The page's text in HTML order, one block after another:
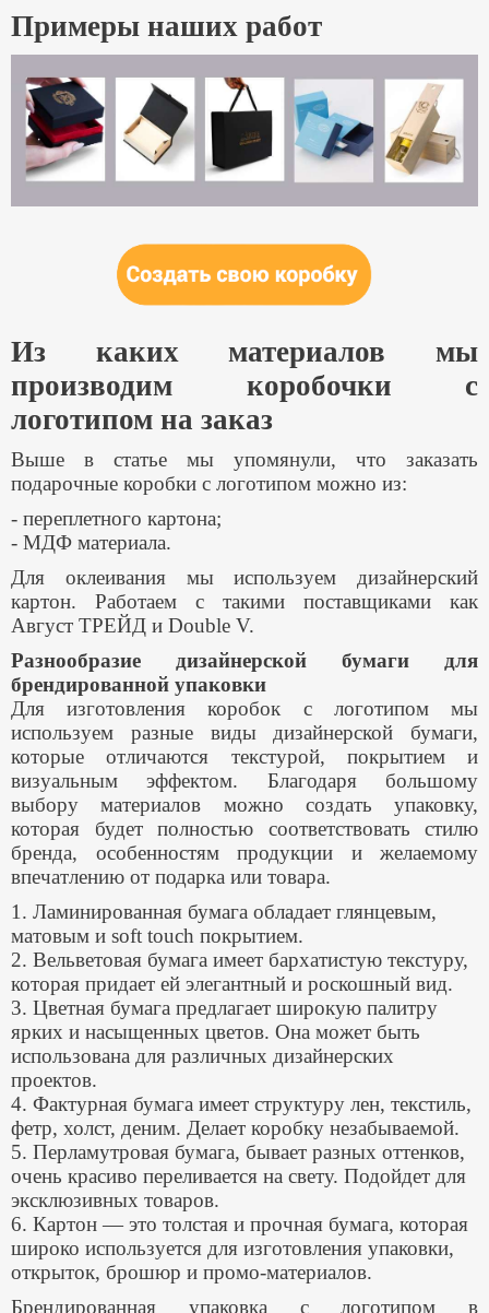
Примеры наших работ
Из каких материалов мы
производим коробочки с
логотипом на заказ
Выше в статье мы упомянули, что заказать
подарочные коробки с логотипом можно из:
- переплетного картона;
- МДФ материала.
Для оклеивания мы используем дизайнерский
картон. Работаем с такими поставщиками как
Август ТРЕЙД и Double V.
Разнообразие дизайнерской бумаги для
брендированной упаковки
Для изготовления коробок с логотипом мы
используем разные виды дизайнерской бумаги,
которые отличаются текстурой, покрытием и
визуальным эффектом. Благодаря большому
выбору материалов можно создать упаковку,
которая будет полностью соответствовать стилю
бренда, особенностям продукции и желаемому
впечатлению от подарка или товара.
1. Ламинированная бумага обладает глянцевым,
матовым и soft touch покрытием.
2. Вельветовая бумага имеет бархатистую текстуру,
которая придает ей элегантный и роскошный вид.
3. Цветная бумага предлагает широкую палитру
ярких и насыщенных цветов. Она может быть
использована для различных дизайнерских
проектов.
4. Фактурная бумага имеет структуру лен, текстиль,
фетр, холст, деним. Делает коробку незабываемой.
5. Перламутровая бумага, бывает разных оттенков,
очень красиво переливается на свету. Подойдет для
эксклюзивных товаров.
6. Картон — это толстая и прочная бумага, которая
широко используется для изготовления упаковки,
открыток, брошюр и промо-материалов.
Брендированная упаковка с логотипом в